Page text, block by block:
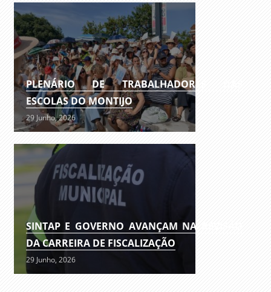
PLENÁRIO DE TRABALHADORES DAS
ESCOLAS DO MONTIJO
29 Junho, 2026
SINTAP E GOVERNO AVANÇAM NA REVISÃO
DA CARREIRA DE FISCALIZAÇÃO
29 Junho, 2026